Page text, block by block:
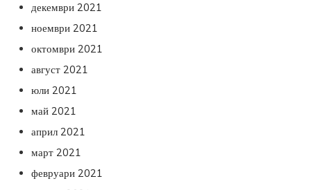
декември 2021
ноември 2021
октомври 2021
август 2021
юли 2021
май 2021
април 2021
март 2021
февруари 2021